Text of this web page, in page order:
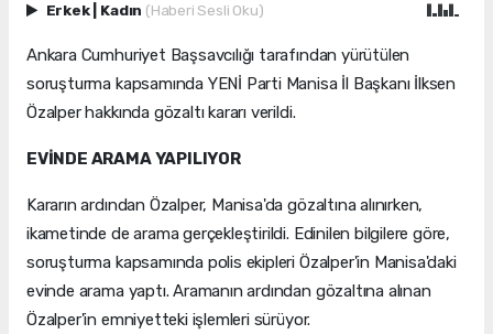
Erkek Kadın (Haberi Sesli Oku)
Ankara Cumhuriyet Başsavcılığı tarafından yürütülen
soruşturma kapsamında YENİ Parti Manisa İl Başkanı İlksen
Özalper hakkında gözaltı kararı verildi.
EVİNDE ARAMA YAPILIYOR
Kararın ardından Özalper, Manisa'da gözaltına alınırken,
ikametinde de arama gerçekleştirildi. Edinilen bilgilere göre,
soruşturma kapsamında polis ekipleri Özalper'in Manisa'daki
evinde arama yaptı. Aramanın ardından gözaltına alınan
Özalper'in emniyetteki işlemleri sürüyor.